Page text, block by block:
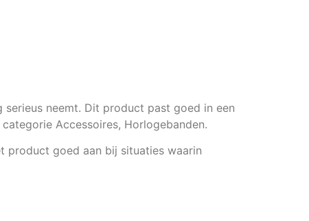
neemt. Dit product past goed in een
Accessoires, Horlogebanden.
product goed aan bij situaties waarin